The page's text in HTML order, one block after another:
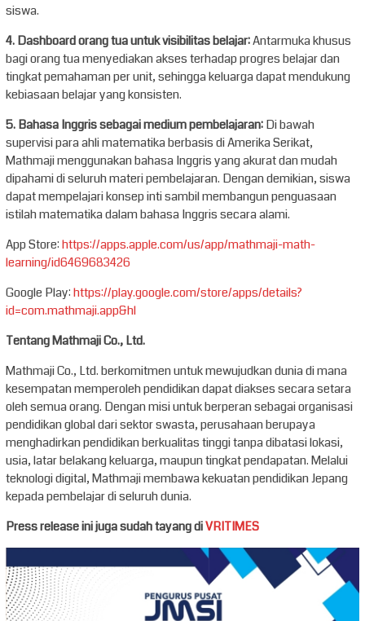
siswa.
4. Dashboard orang tua untuk visibilitas belajar:Antarmuka khusus
bagi orang tua menyediakan akses terhadap progres belajar dan
tingkat pemahaman per unit, sehingga keluarga dapat mendukung
kebiasaan belajar yang konsisten.
5. Bahasa Inggris sebagai medium pembelajaran:Di bawah
supervisi para ahli matematika berbasis di Amerika Serikat,
Mathmaji menggunakan bahasa Inggris yang akurat dan mudah
dipahami di seluruh materi pembelajaran. Dengan demikian, siswa
dapat mempelajari konsep inti sambil membangun penguasaan
istilah matematika dalam bahasa Inggris secara alami.
App Store:https://apps.apple.com/us/app/mathmaji-math-
learning/id6469683426
Google Play:https://play.google.com/store/apps/details?
id=com.mathmaji.app&hl
Tentang Mathmaji Co., Ltd.
Mathmaji Co., Ltd. berkomitmen untuk mewujudkan dunia di mana
kesempatan memperoleh pendidikan dapat diakses secara setara
oleh semua orang. Dengan misi untuk berperan sebagai organisasi
pendidikan global dari sektor swasta, perusahaan berupaya
menghadirkan pendidikan berkualitas tinggi tanpa dibatasi lokasi,
usia, latar belakang keluarga, maupun tingkat pendapatan. Melalui
teknologi digital, Mathmaji membawa kekuatan pendidikan Jepang
kepada pembelajar di seluruh dunia.
Press release ini juga sudah tayang diVRITIMES